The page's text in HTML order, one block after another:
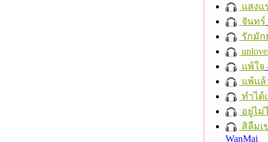
แสงแ
จันทร์
รักมัก
แพ้ใจ
แพ้แล้
ทำได้
อยู่ไม่
สิลืมเ
WanMai